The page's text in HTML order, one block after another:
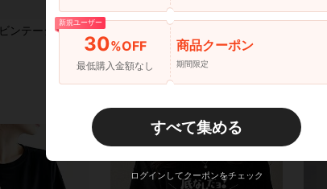
ビンテージ ホラー SF 空飛ぶ蛇 怪獣 Tシャツ
¥677 500+ sold
新規ユーザー
30%OFF
最低購入金額なし
商品クーポン
期間限定
すべて集める
ログインしてクーポンをチェック